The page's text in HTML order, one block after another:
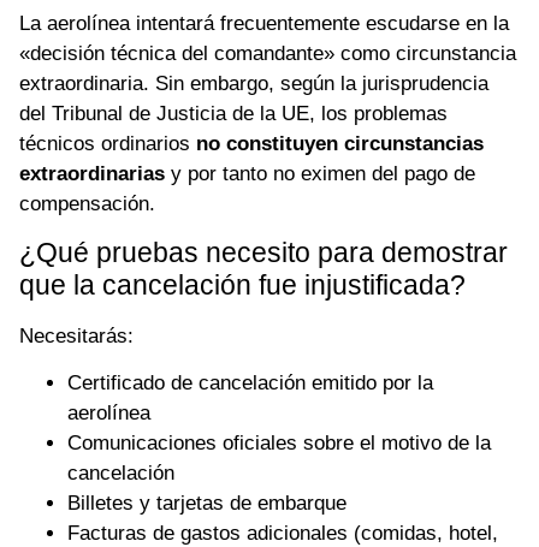
La aerolínea intentará frecuentemente escudarse en la
«decisión técnica del comandante» como circunstancia
extraordinaria. Sin embargo, según la jurisprudencia
del Tribunal de Justicia de la UE, los problemas
técnicos ordinarios no constituyen circunstancias
extraordinarias y por tanto no eximen del pago de
compensación.
¿Qué pruebas necesito para demostrar
que la cancelación fue injustificada?
Necesitarás:
Certificado de cancelación emitido por la
aerolínea
Comunicaciones oficiales sobre el motivo de la
cancelación
Billetes y tarjetas de embarque
Facturas de gastos adicionales (comidas, hotel,